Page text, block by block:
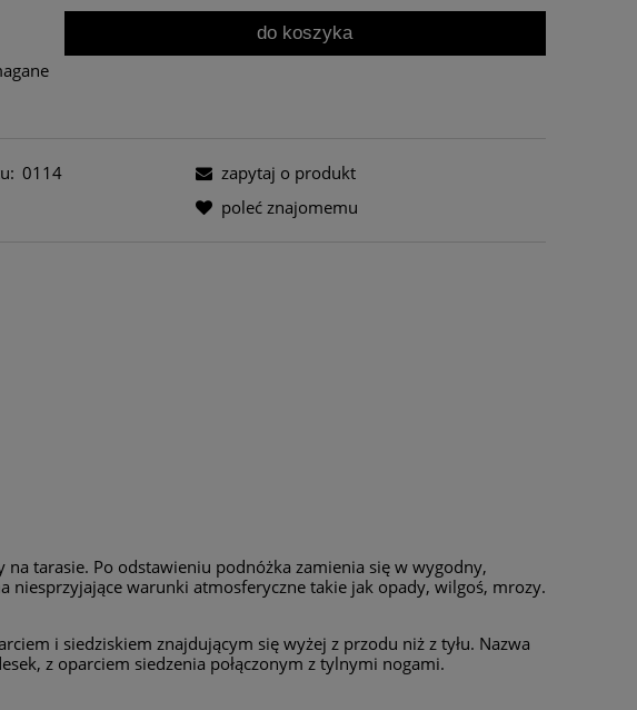
do koszyka
0114
zapytaj o produkt
poleć znajomemu
tarasie. Po odstawieniu podnóżka zamienia się w wygodny,
warunki atmosferyczne takie jak opady, wilgoś, mrozy.
i siedziskiem znajdującym się wyżej z przodu niż z tyłu. Nazwa
z oparciem siedzenia połączonym z tylnymi nogami.